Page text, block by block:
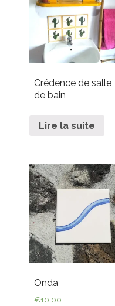
Crédence de salle
de bain
Lire la suite
Onda
€10.00